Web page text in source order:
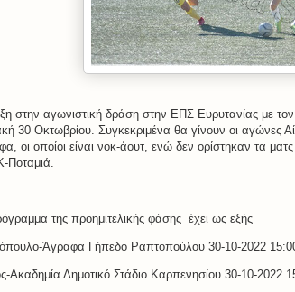
στην αγωνιστική δράση στην ΕΠΣ Ευρυτανίας με τον
30 Οκτωβρίου. Συγκεκριμένα θα γίνουν οι αγώνες
οι οποίοι είναι νοκ-άουτ, ενώ δεν ορίστηκαν τα
Ποταμιά.
της προημιτελικής φάσης έχει ως εξής
Άγραφα Γήπεδο Ραπτοπούλου 30-10-2022
Ακαδημία Δημοτικό Στάδιο Καρπενησίου 30-10-2022